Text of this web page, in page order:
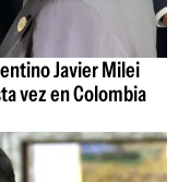
Javier Milei
vez en Colombia